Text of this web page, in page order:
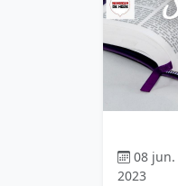
08 jun.
2023